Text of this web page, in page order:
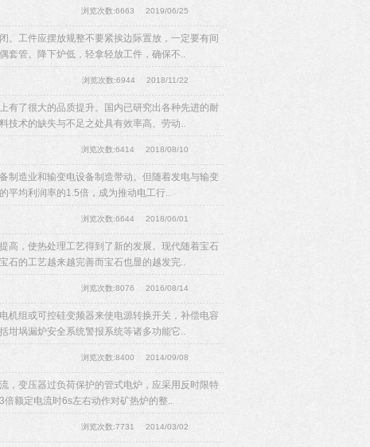
2019/06/25
浏览次数:6663
。工件应摆放规整不要紧挨边际置放，一定要有间
套管。降下炉低，轻拿轻放工件，确保不..
2018/11/22
浏览次数:6944
有了很大的品质提升。国内已研究出各种先进的耐
技术的缺失与不足之处具有效率高、劳动..
2018/08/10
浏览次数:6414
制造业和输变电设备制造带动。但随着发电与输变
平均利润率的1.5倍，成为推动电工行..
2018/06/01
浏览次数:6644
高，使热处理工艺得到了新的发展。现代随着宝石
石的工艺越来越完善而宝石也显的越发完..
2016/08/14
浏览次数:8076
机组或可控硅变频器来使电源转换开关，补偿电容
坩埚漏炉安全系统警报系统等诸多功能它..
2014/09/08
浏览次数:8400
，变压器过负荷保护的管式电炉，应采用反时限特
额定电流时6s左右动作对矿热炉的整..
2014/03/02
浏览次数:7731